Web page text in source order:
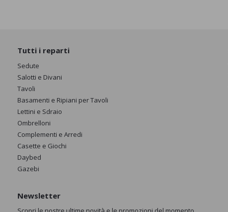
Tutti i reparti
Sedute
Salotti e Divani
Tavoli
Basamenti e Ripiani per Tavoli
Lettini e Sdraio
Ombrelloni
Complementi e Arredi
Casette e Giochi
Daybed
Gazebi
Newsletter